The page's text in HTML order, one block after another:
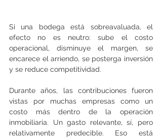
Si una bodega está sobreavaluada, el
efecto no es neutro: sube el costo
operacional, disminuye el margen, se
encarece el arriendo, se posterga inversión
y se reduce competitividad.
Durante años, las contribuciones fueron
vistas por muchas empresas como un
costo más dentro de la operación
inmobiliaria. Un gasto relevante, sí, pero
relativamente predecible. Eso está